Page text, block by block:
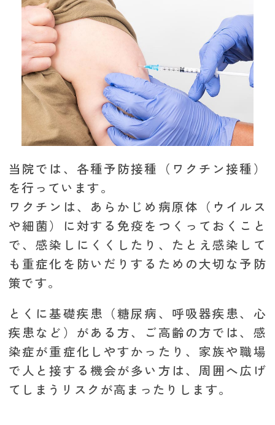
当院では、各種予防接種（ワクチン接種）
を行っています。
ワクチンは、あらかじめ病原体（ウイルス
や細菌）に対する免疫をつくっておくこと
で、感染しにくくしたり、たとえ感染して
も重症化を防いだりするための大切な予防
策です。
とくに基礎疾患（糖尿病、呼吸器疾患、心
疾患など）がある方、ご高齢の方では、感
染症が重症化しやすかったり、家族や職場
で人と接する機会が多い方は、周囲へ広げ
てしまうリスクが高まったりします。